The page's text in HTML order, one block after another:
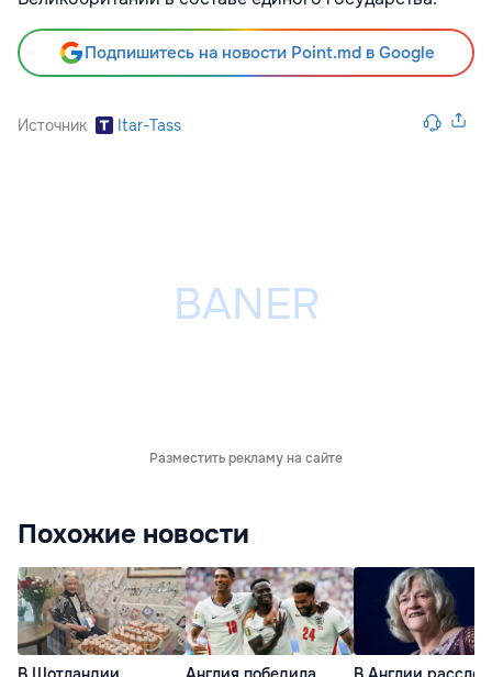
Подпишитесь на новости Point.md в Google
Источник Itar-Tass
Разместить рекламу на сайте
Похожие новости